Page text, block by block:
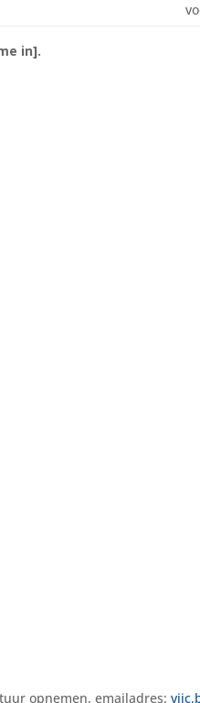
in].
opnemen, emailadres: